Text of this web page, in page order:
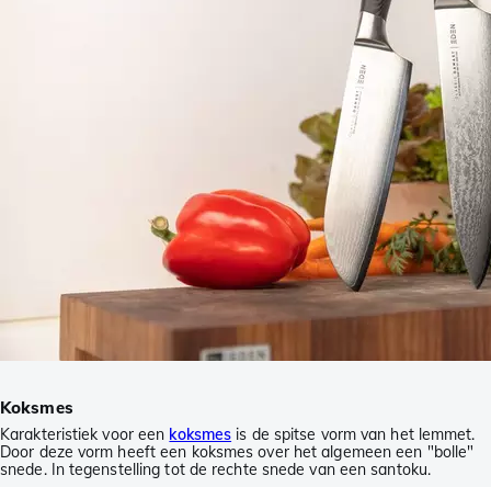
Koksmes
Karakteristiek voor een koksmes is de spitse vorm van het lemmet.
Door deze vorm heeft een koksmes over het algemeen een "bolle"
snede. In tegenstelling tot de rechte snede van een santoku.